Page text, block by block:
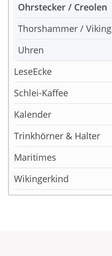
Ohrstecker / Creolen
Thorshammer / Viking
Uhren
LeseEcke
Schlei-Kaffee
Kalender
Trinkhörner & Halter
Maritimes
Wikingerkind